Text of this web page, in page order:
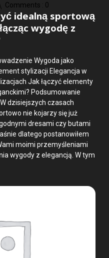
Comments : 0
idealną sportową
wygodę z
Wygoda jako
stylizacji Elegancja w
Jak łączyć elementy
Podsumowanie
dzisiejszych czasach
nie kojarzy się już
dresami czy butami
dlatego postanowiłem
moimi przemyśleniami
wygody z elegancją. W tym